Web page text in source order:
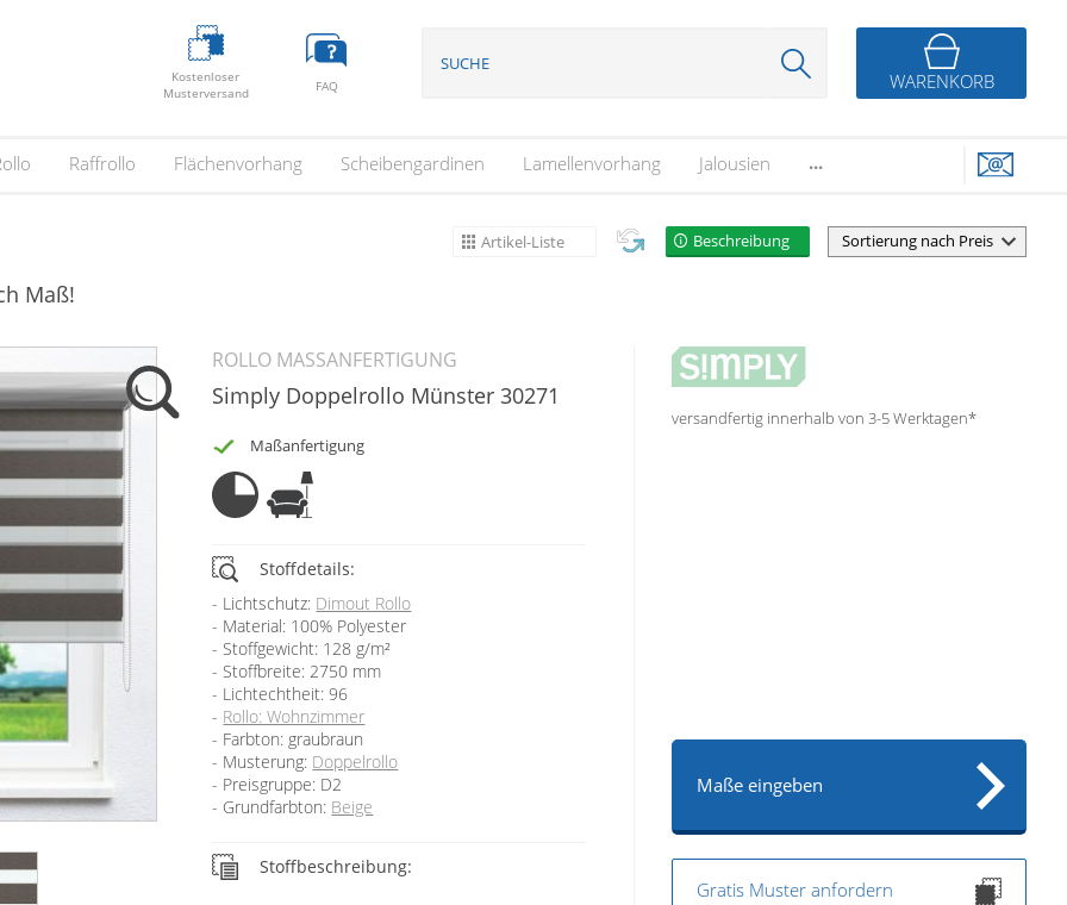
Kostenloser
Musterversand
FAQ WARENKORB
Raffrollo Flächenvorhang Scheibengardinen Lamellenvorhang Jalousien ...
Artikel-Liste Beschreibung
Maß!
ROLLO MASSANFERTIGUNG
Simply Doppelrollo Münster 30271
Maßanfertigung
Stoffdetails:
Lichtschutz: Dimout Rollo
Material: 100% Polyester
Stoffgewicht: 128 g/m²
Stoffbreite: 2750 mm
Lichtechtheit: 96
Rollo: Wohnzimmer
Farbton: graubraun
Musterung: Doppelrollo
Preisgruppe: D2
Grundfarbton: Beige
Stoffbeschreibung:
versandfertig innerhalb von 3-5 Werktagen*
Maße eingeben
Gratis Muster anfordern